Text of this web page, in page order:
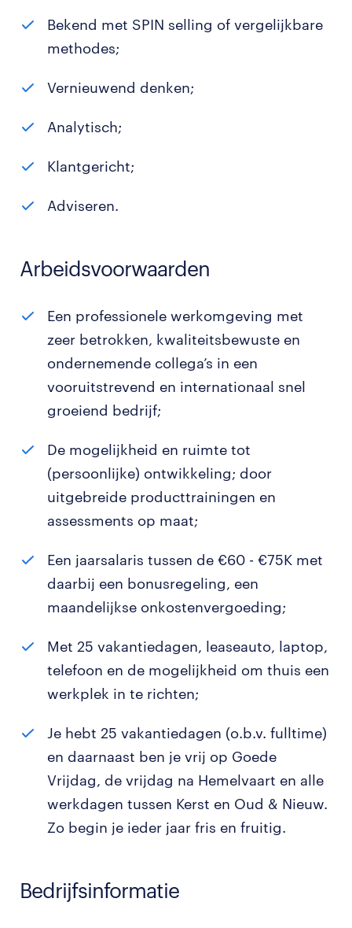
Bekend met SPIN selling of vergelijkbare
methodes;
Vernieuwend denken;
Analytisch;
Klantgericht;
Adviseren.
Arbeidsvoorwaarden
Een professionele werkomgeving met
zeer betrokken, kwaliteitsbewuste en
ondernemende collega’s in een
vooruitstrevend en internationaal snel
groeiend bedrijf;
De mogelijkheid en ruimte tot
(persoonlijke) ontwikkeling; door
uitgebreide producttrainingen en
assessments op maat;
Een jaarsalaris tussen de €60 - €75K met
daarbij een bonusregeling, een
maandelijkse onkostenvergoeding;
Met 25 vakantiedagen, leaseauto, laptop,
telefoon en de mogelijkheid om thuis een
werkplek in te richten;
Je hebt 25 vakantiedagen (o.b.v. fulltime)
en daarnaast ben je vrij op Goede
Vrijdag, de vrijdag na Hemelvaart en alle
werkdagen tussen Kerst en Oud & Nieuw.
Zo begin je ieder jaar fris en fruitig.
Bedrijfsinformatie